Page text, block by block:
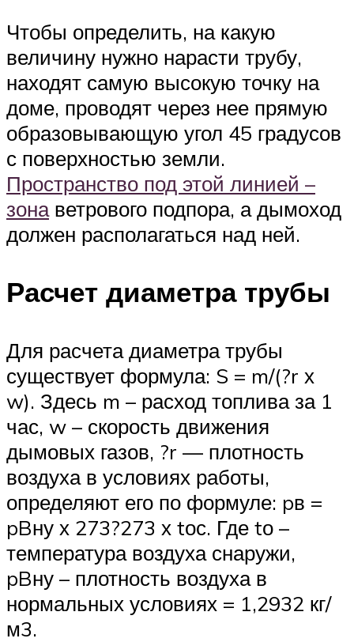
Чтобы определить, на какую
величину нужно нарасти трубу,
находят самую высокую точку на
доме, проводят через нее прямую
образовывающую угол 45 градусов
с поверхностью земли.
Пространство под этой линией –
зонаветрового подпора, а дымоход
должен располагаться над ней.
Расчет диаметра трубы
Для расчета диаметра трубы
существует формула: S = m/(?r х
w). Здесь m – расход топлива за 1
час, w – скорость движения
дымовых газов, ?r — плотность
воздуха в условиях работы,
определяют его по формуле: pв =
pBну х 273?273 х tос. Где tо –
температура воздуха снаружи,
pBну – плотность воздуха в
нормальных условиях = 1,2932 кг/
м3.